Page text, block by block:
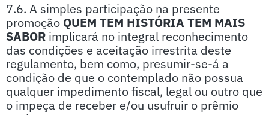
7.6. A simples participação na presente
promoção QUEM TEM HISTÓRIA TEM MAIS
SABOR implicará no integral reconhecimento
das condições e aceitação irrestrita deste
regulamento, bem como, presumir-se-á a
condição de que o contemplado não possua
qualquer impedimento fiscal, legal ou outro que
o impeça de receber e/ou usufruir o prêmio